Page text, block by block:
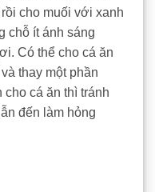
cho muối với xanh
chỗ ít ánh sáng
Có thể cho cá ăn
thay một phần
cá ăn thì tránh
đến làm hỏng